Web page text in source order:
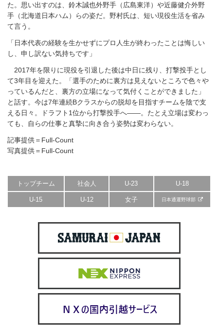
た。思い出すのは、鈴木誠也外野手（広島東洋）や近藤健介外野
手（北海道日本ハム）らの姿だ。野村氏は、短い現役生活を省み
て言う。
「日本代表の経験を生かせずにプロ人生が終わったことは悔しい
し、申し訳ない気持ちです」
2017年を限りに現役を引退した後は中日に残り、打撃投手とし
て3年目を迎えた。「選手のために裏方は見えないところで色々や
っているんだと、裏方の立場になって気付くことができました」
と話す。今は7年連続Bクラスからの脱却を目指すチームを陰で支
える日々。ドラフト1位から打撃投手へ――。たとえ立場は変わっ
ても、自らの仕事と真摯に向き合う姿勢は変わらない。
記事提供＝Full-Count
写真提供＝Full-Count
トップチーム 社会人 U-23 U-18
U-15 U-12 女子 日本通運野球部